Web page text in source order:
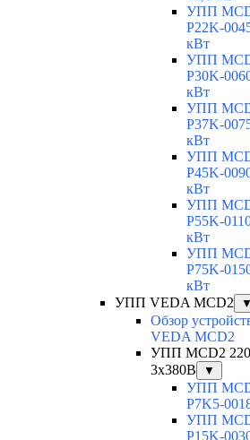
УПП
P22K-
кВт
УПП
P30K-
кВт
УПП
P37K-
кВт
УПП
P45K-
кВт
УПП
P55K-
кВт
УПП
P75K-
кВт
УПП VEDA MCD2
▼
Обзор
VEDA MCD2
УПП MCD2
3х380В
▼
УПП
P7K5-
УПП
P15K-